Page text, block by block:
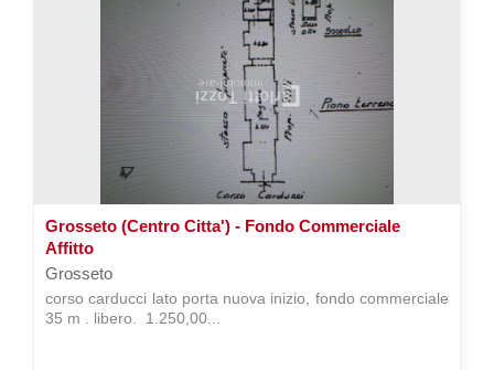
Grosseto (Centro Citta') - Fondo Commerciale
Affitto
Grosseto
corso carducci lato porta nuova inizio, fondo commerciale
35 m . libero.  1.250,00...